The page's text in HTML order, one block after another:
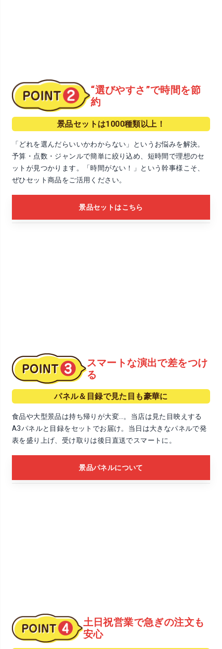
“選びやすさ”で時間を節
約
景品セットは1000種類以上！
「どれを選んだらいいかわからない」というお悩みを解決。
予算・点数・ジャンルで簡単に絞り込め、短時間で理想のセ
ットが見つかります。「時間がない！」という幹事様こそ、
ぜひセット商品をご活用ください。
景品セットはこちら
スマートな演出で差をつけ
る
パネル＆目録で見た目も豪華に
食品や大型景品は持ち帰りが大変…。当店は見た目映えする
A3パネルと目録をセットでお届け。当日は大きなパネルで発
表を盛り上げ、受け取りは後日直送でスマートに。
景品パネルについて
土日祝営業で急ぎの注文も
安心